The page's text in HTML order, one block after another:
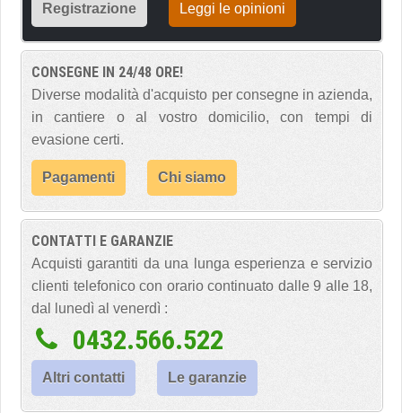
Registrazione Leggi le opinioni
CONSEGNE IN 24/48 ORE!
Diverse modalità d'acquisto per consegne in azienda,
in cantiere o al vostro domicilio, con tempi di
evasione certi.
Pagamenti Chi siamo
CONTATTI E GARANZIE
Acquisti garantiti da una lunga esperienza e servizio
clienti telefonico con orario continuato dalle 9 alle 18,
dal lunedì al venerdì :
0432.566.522
Altri contatti Le garanzie